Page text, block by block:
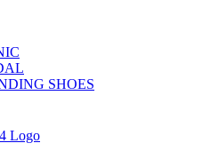
SHOES